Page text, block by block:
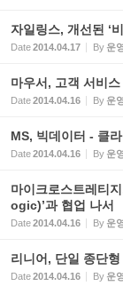
자일링스, 개선된 ‘
Date2014.04.17 By 운
마우서, 고객 서비
Date2014.04.16 By 운
MS, 빅데이터 - 클
Date2014.04.16 By 운
마이크로스트레티
ogic)’과 협업 나서
Date2014.04.16 By 운
리니어, 단일 종단
Date2014.04.16 By 운